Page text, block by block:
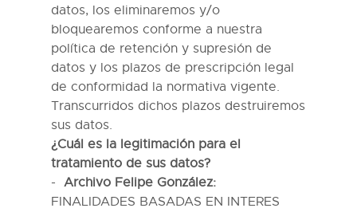
datos, los eliminaremos y/o
bloquearemos conforme a nuestra
política de retención y supresión de
datos y los plazos de prescripción legal
de conformidad la normativa vigente.
Transcurridos dichos plazos destruiremos
sus datos.
¿Cuál es la legitimación para el
tratamiento de sus datos?
Archivo Felipe González:
FINALIDADES BASADAS EN INTERES